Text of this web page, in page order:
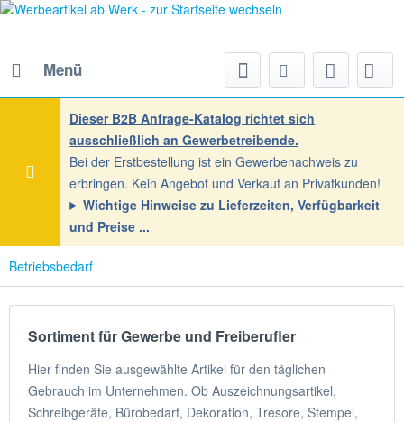
Menü
Dieser B2B Anfrage-Katalog richtet sich
ausschließlich an Gewerbetreibende.
Bei der Erstbestellung ist ein Gewerbenachweis zu
erbringen. Kein Angebot und Verkauf an Privatkunden!
Wichtige Hinweise zu Lieferzeiten, Verfügbarkeit
und Preise
Betriebsbedarf
Sortiment für Gewerbe und Freiberufler
Hier finden Sie ausgewählte Artikel für den täglichen
Gebrauch im Unternehmen. Ob Auszeichnungsartikel,
Schreibgeräte, Bürobedarf, Dekoration, Tresore, Stempel,